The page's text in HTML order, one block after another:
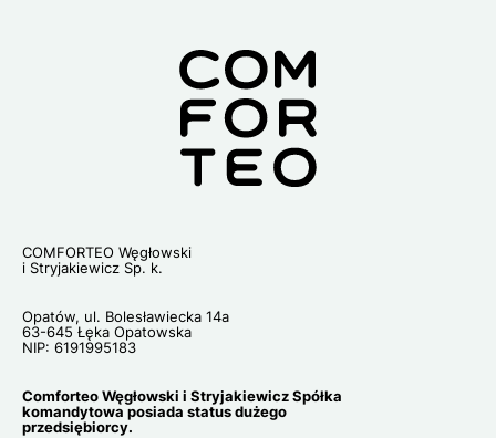
COMFORTEO Węgłowski
i Stryjakiewicz Sp. k.
Opatów, ul. Bolesławiecka 14a
63-645 Łęka Opatowska
NIP: 6191995183
Comforteo Węgłowski i Stryjakiewicz Spółka
komandytowa posiada status dużego
przedsiębiorcy.